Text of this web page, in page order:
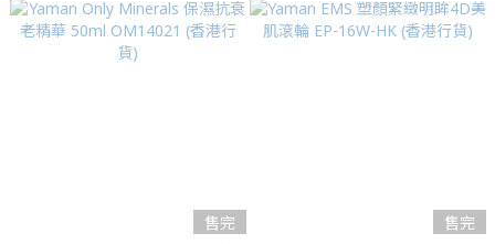
售完 售完